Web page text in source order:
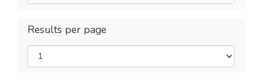
Results per page